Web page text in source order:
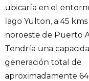
ubicaría en el
lago Yulton, a 45 kms
noroeste de Puerto
Tendría una
generación total de
aproximadamente